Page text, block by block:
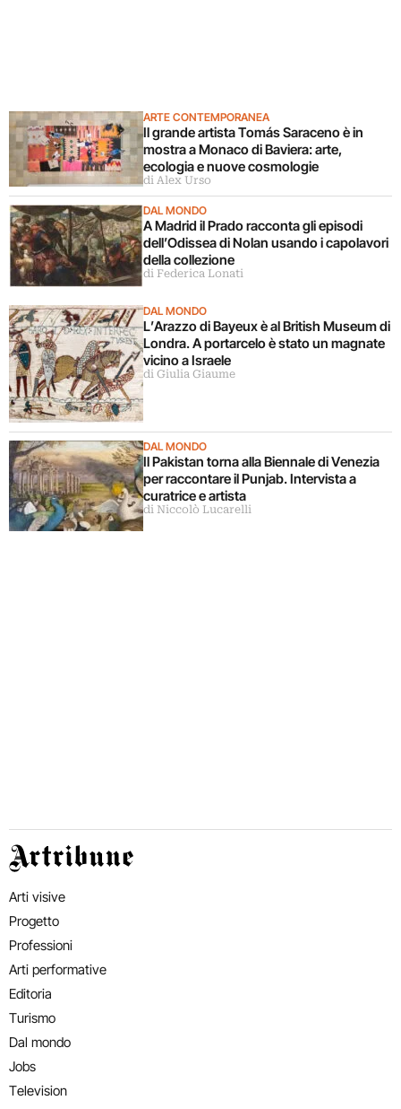
ARTE CONTEMPORANEA
Il grande artista Tomás Saraceno è in
mostra a Monaco di Baviera: arte,
ecologia e nuove cosmologie
di Alex Urso
DAL MONDO
A Madrid il Prado racconta gli episodi
dell’Odissea di Nolan usando i capolavori
della collezione
di Federica Lonati
DAL MONDO
L’Arazzo di Bayeux è al British Museum di
Londra. A portarcelo è stato un magnate
vicino a Israele
di Giulia Giaume
DAL MONDO
Il Pakistan torna alla Biennale di Venezia
per raccontare il Punjab. Intervista a
curatrice e artista
di Niccolò Lucarelli
Artribune
Arti visive
Progetto
Professioni
Arti performative
Editoria
Turismo
Dal mondo
Jobs
Television